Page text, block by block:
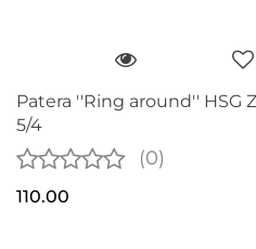
Patera ''Ring around'' HSG
5/4
(0)
110.00